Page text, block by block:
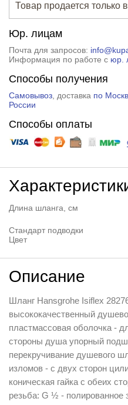
Товар продается только
Юр. лицам
Почта для запросов:
Информация по работе с юр.
Способы получения
Самовывоз, доставка по
России
Способы оплаты
Длина шланга, см
Стандарт подводки
Цвет
Описание
Шланг Hansgrohe Isiflex
высококачественный
пластмассовая оболочка -
стороны душа упорный
перекручивание душевого
изломов - с двух сторон
коническая гайка с обеих
резьба: G ½ - полированное